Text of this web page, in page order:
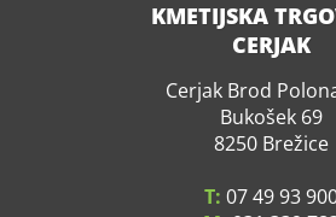
KMETIJSKA
CERJAK
Cerjak Brod
Bukošek 69
8250 Brežice
T: 07 49 93